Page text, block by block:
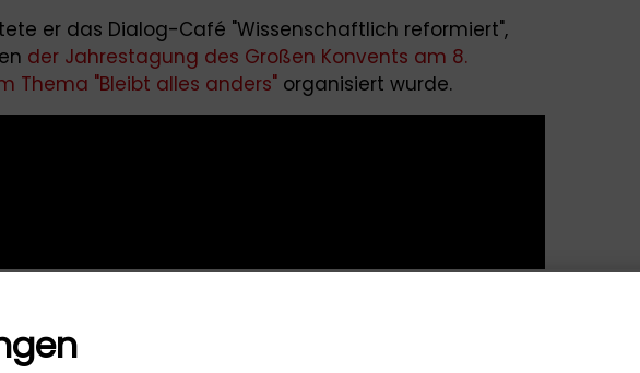
er das Dialog-Café "Wissenschaftlich reformiert",
der Jahrestagung des Großen Konvents am 8.
Thema "Bleibt alles anders" organisiert wurde.